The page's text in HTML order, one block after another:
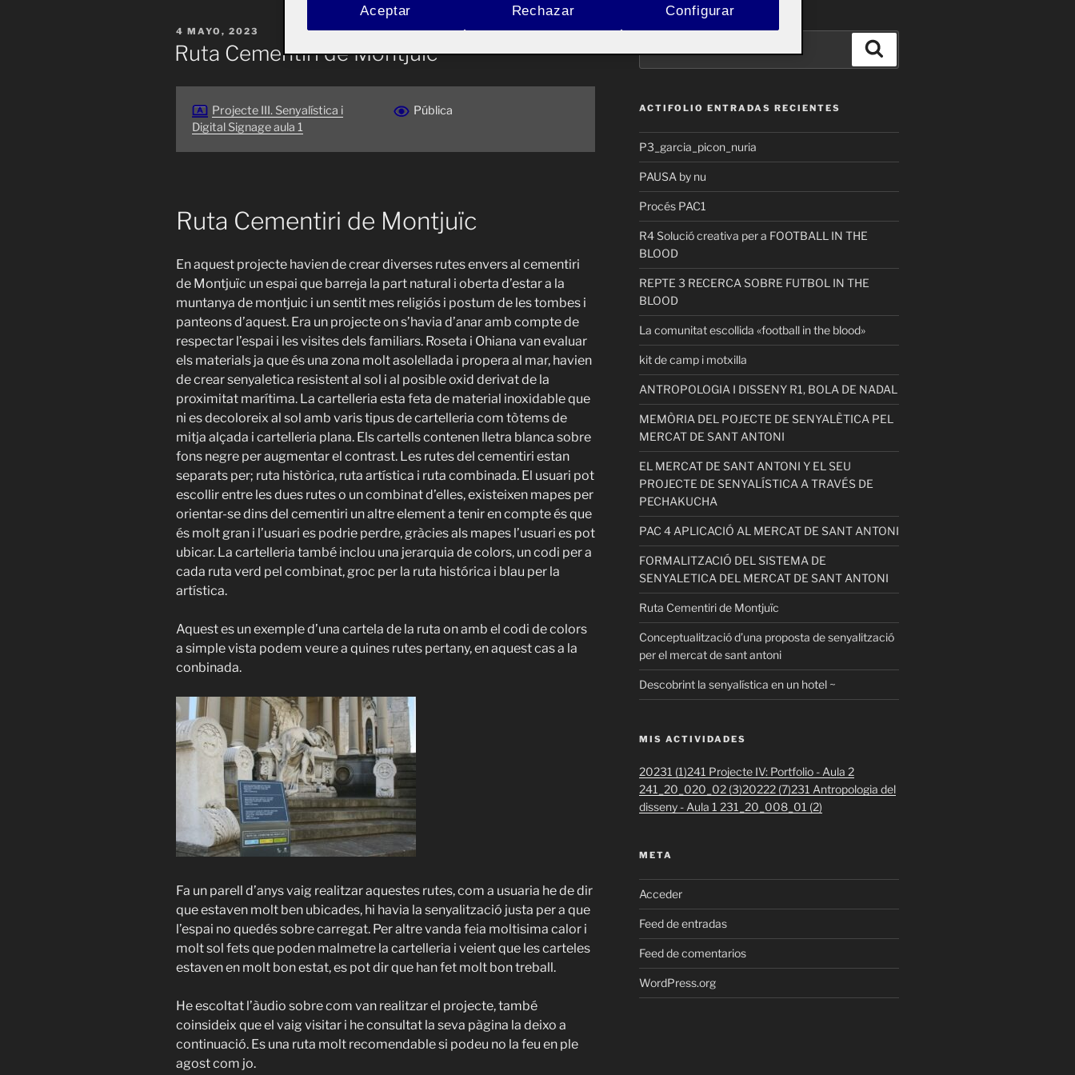
PUBLICADO
EL
4 MAYO, 2023
Ruta Cementiri de Montjuïc
Projecte III. Senyalística i
Digital Signage aula 1
Pública
Ruta Cementiri de Montjuïc
En aquest projecte havien de crear diverses rutes envers al cementiri
de Montjuïc un espai que barreja la part natural i oberta d’estar a la
muntanya de montjuic i un sentit mes religiós i postum de les tombes i
panteons d’aquest. Era un projecte on s’havia d’anar amb compte de
respectar l’espai i les visites dels familiars. Roseta i Ohiana van evaluar
els materials ja que és una zona molt asolellada i propera al mar, havien
de crear senyaletica resistent al sol i al posible oxid derivat de la
proximitat marítima. La cartelleria esta feta de material inoxidable que
ni es decoloreix al sol amb varis tipus de cartelleria com tòtems de
mitja alçada i cartelleria plana. Els cartells contenen lletra blanca sobre
fons negre per augmentar el contrast. Les rutes del cementiri estan
separats per; ruta històrica, ruta artística i ruta combinada. El usuari pot
escollir entre les dues rutes o un combinat d’elles, existeixen mapes per
orientar-se dins del cementiri un altre element a tenir en compte és que
és molt gran i l’usuari es podrie perdre, gràcies als mapes l’usuari es pot
ubicar. La cartelleria també inclou una jerarquia de colors, un codi per a
cada ruta verd pel combinat, groc per la ruta histórica i blau per la
artística.
Aquest es un exemple d’una cartela de la ruta on amb el codi de colors
a simple vista podem veure a quines rutes pertany, en aquest cas a la
conbinada.
Fa un parell d’anys vaig realitzar aquestes rutes, com a usuaria he de dir
que estaven molt ben ubicades, hi havia la senyalització justa per a que
l’espai no quedés sobre carregat. Per altre vanda feia moltisima calor i
molt sol fets que poden malmetre la cartelleria i veient que les carteles
estaven en molt bon estat, es pot dir que han fet molt bon treball.
He escoltat l’àudio sobre com van realitzar el projecte, també
coinsideix que el vaig visitar i he consultat la seva pàgina la deixo a
continuació. Es una ruta molt recomendable si podeu no la feu en ple
agost com jo.
por:
ACTIFOLIO ENTRADAS RECIENTES
P3_garcia_picon_nuria
PAUSA by nu
Procés PAC1
R4 Solució creativa per a FOOTBALL IN THE
BLOOD
REPTE 3 RECERCA SOBRE FUTBOL IN THE
BLOOD
La comunitat escollida «football in the blood»
kit de camp i motxilla
ANTROPOLOGIA I DISSENY R1, BOLA DE NADAL
MEMÒRIA DEL POJECTE DE SENYALÈTICA PEL
MERCAT DE SANT ANTONI
EL MERCAT DE SANT ANTONI Y EL SEU
PROJECTE DE SENYALÍSTICA A TRAVÉS DE
PECHAKUCHA
PAC 4 APLICACIÓ AL MERCAT DE SANT ANTONI
FORMALITZACIÓ DEL SISTEMA DE
SENYALETICA DEL MERCAT DE SANT ANTONI
Ruta Cementiri de Montjuïc
Conceptualització d’una proposta de senyalització
per el mercat de sant antoni
Descobrint la senyalística en un hotel ~
MIS ACTIVIDADES
20231 (1)241 Projecte IV: Portfolio - Aula 2
241_20_020_02 (3)20222 (7)231 Antropologia del
disseny - Aula 1 231_20_008_01 (2)
META
Acceder
Feed de entradas
Feed de comentarios
WordPress.org
Rechazar
Aceptar Configurar